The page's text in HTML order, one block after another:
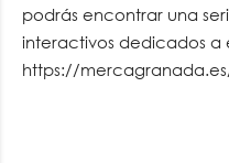
podrás encontrar una
interactivos dedicados a
https://